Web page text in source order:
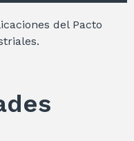
del Pacto